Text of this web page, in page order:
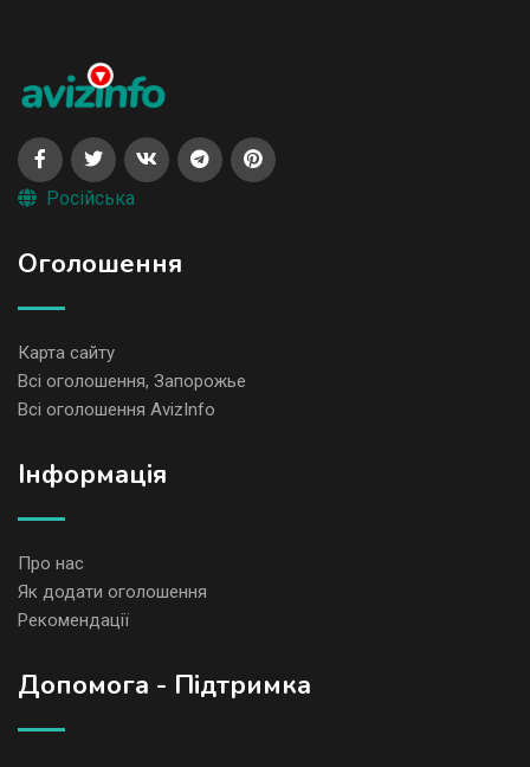
Російська
Оголошення
Карта сайту
Всі оголошення, Запорожье
Всі оголошення AvizInfo
Iнформація
Про нас
Як додати оголошення
Рекомендації
Допомога - Підтримка